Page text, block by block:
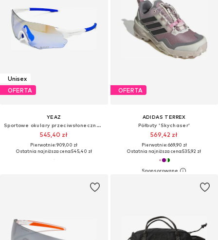
Unisex
OFERTA
YEAZ
Sportowe okulary przeciwsłoneczne 'Sunelation'
545,40 zł
Pierwotnie: 909,00 zł
Ostatnia najniższa cena:545,40 zł
OFERTA
ADIDAS TERREX
Półbuty 'Skychaser'
569,42 zł
Pierwotnie: 669,90 zł
Ostatnia najniższa cena:535,92 zł